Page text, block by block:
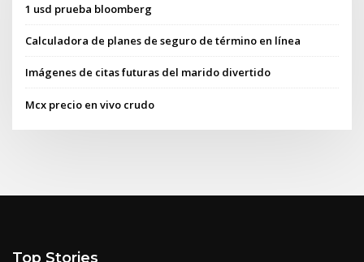
1 usd prueba bloomberg
Calculadora de planes de seguro de término en línea
Imágenes de citas futuras del marido divertido
Mcx precio en vivo crudo
Top Stories